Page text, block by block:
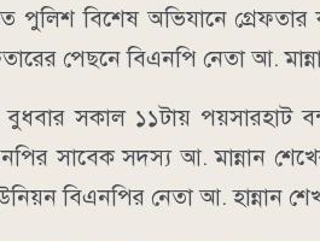
পুলিশ বিশেষ অভিযানে
পেছনে বিএনপি নেতা আ.
সকাল ১১টায় পয়সারহাট
সাবেক সদস্য আ. মান্নান
বিএনপির নেতা আ. হান্নান